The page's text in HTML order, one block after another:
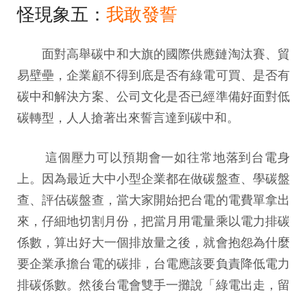
怪現象五： 我敢發誓
面對高舉碳中和大旗的國際供應鏈淘汰賽、貿
易壁壘，企業顧不得到底是否有綠電可買、是否有
碳中和解決方案、公司文化是否已經準備好面對低
碳轉型，人人搶著出來誓言達到碳中和。
這個壓力可以預期會一如往常地落到台電身
上。因為最近大中小型企業都在做碳盤查、學碳盤
查、評估碳盤查，當大家開始把台電的電費單拿出
來，仔細地切割月份，把當月用電量乘以電力排碳
係數，算出好大一個排放量之後，就會抱怨為什麼
要企業承擔台電的碳排，台電應該要負責降低電力
排碳係數。然後台電會雙手一攤說「綠電出走，留